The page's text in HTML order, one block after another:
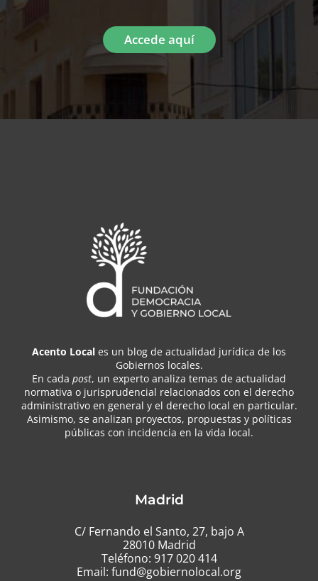
Accede aquí
Acento Local es un blog de actualidad jurídica de los
Gobiernos locales.
En cada post, un experto analiza temas de actualidad
normativa o jurisprudencial relacionados con el derecho
administrativo en general y el derecho local en particular.
Asimismo, se analizan proyectos, propuestas y políticas
públicas con incidencia en la vida local.
Madrid
C/ Fernando el Santo, 27, bajo A
28010 Madrid
Teléfono: 917 020 414
Email: fund@gobiernolocal.org